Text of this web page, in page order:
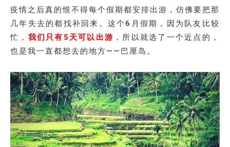
疫情之后真的恨不得每个假期都安排出游，仿佛要把那
几年失去的都找补回来。这个6月假期，因为队友比较
忙， 我们只有5天可以出游 ，所以就选了一个近点的，
也是我一直都想去的地方——巴厘岛。